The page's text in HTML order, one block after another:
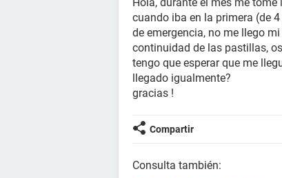
cuando iba en la primera (de
de emergencia, no me llego
continuidad de las pastillas,
tengo que esperar que me
llegado igualmente?
gracias !
Compartir
Consulta también: